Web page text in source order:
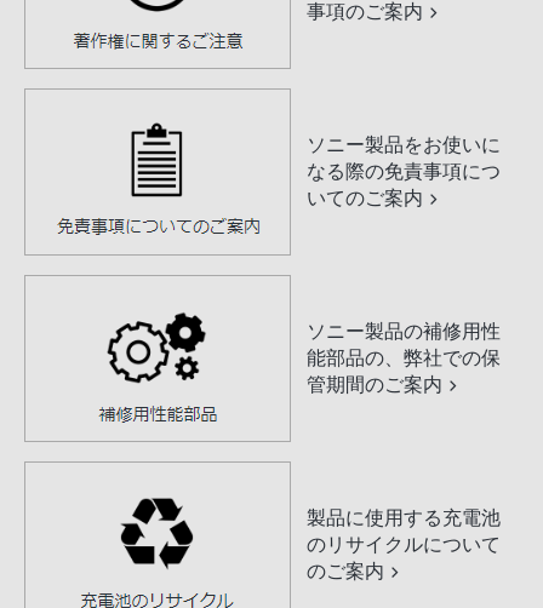
事項のご案内
ソニー製品をお使いに
なる際の免責事項につ
いてのご案内
ソニー製品の補修用性
能部品の、弊社での保
管期間のご案内
製品に使用する充電池
のリサイクルについて
のご案内